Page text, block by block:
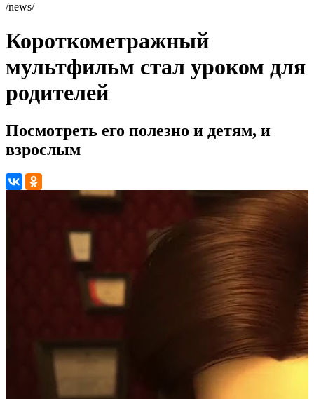
/news/
Короткометражный
мультфильм стал уроком для
родителей
Посмотреть его полезно и детям, и
взрослым